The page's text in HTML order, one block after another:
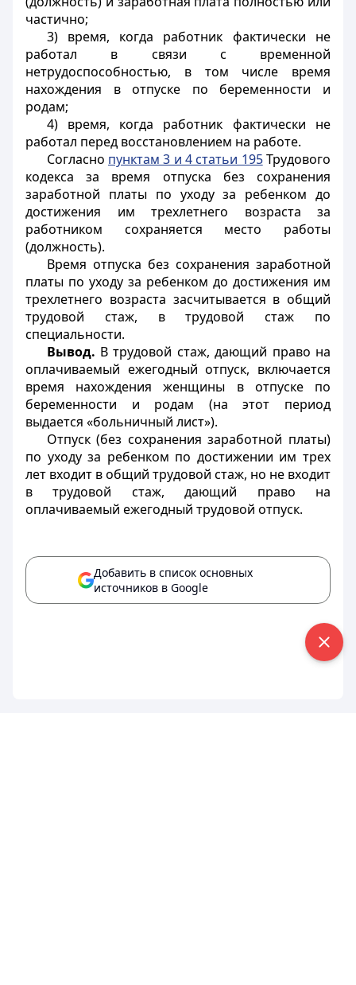
частично;
3) время, когда работник фактически не
работал в связи с временной
нетрудоспособностью, в том числе время
нахождения в отпуске по беременности и
родам;
4) время, когда работник фактически не
работал перед восстановлением на работе.
Согласно пунктам 3 и 4 статьи 195Трудового
кодекса за время отпуска без сохранения
заработной платы по уходу за ребенком до
достижения им трехлетнего возраста за
работником сохраняется место работы
(должность).
Время отпуска без сохранения заработной
платы по уходу за ребенком до достижения им
трехлетнего возраста засчитывается в общий
трудовой стаж, в трудовой стаж по
специальности.
Вывод. В трудовой стаж, дающий право на
оплачиваемый ежегодный отпуск, включается
время нахождения женщины в отпуске по
беременности и родам (на этот период
выдается «больничный лист»).
Отпуск (без сохранения заработной платы)
по уходу за ребенком по достижении им трех
лет входит в общий трудовой стаж, но не входит
в трудовой стаж, дающий право на
оплачиваемый ежегодный трудовой отпуск.
Добавить в список основных
источников в Google